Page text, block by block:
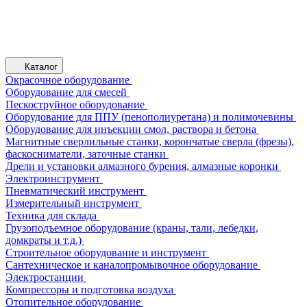
Каталог
Окрасочное оборудование
Оборудование для смесей
Пескоструйное оборудование
Оборудование для ППУ (пенополиуретана) и полимочевины
Оборудование для инъекции смол, раствора и бетона
Магнитные сверлильные станки, корончатые сверла (фрезы),
фаскосниматели, заточные станки
Дрели и установки алмазного бурения, алмазные коронки
Электроинструмент
Пневматический инструмент
Измерительный инструмент
Техника для склада
Грузоподъемное оборудование (краны, тали, лебедки,
домкраты и т.д.)
Строительное оборудование и инструмент
Сантехническое и каналопромывочное оборудование
Электростанции
Компрессоры и подготовка воздуха
Отопительное оборудование